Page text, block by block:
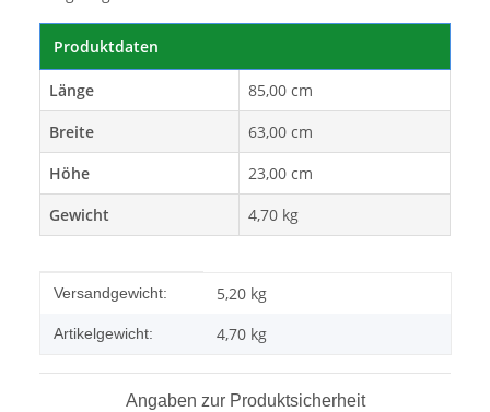
Produktdaten
Länge
85,00 cm
Breite
63,00 cm
Höhe
23,00 cm
Gewicht
4,70 kg
Produkteigenschaft
Wert
Versandgewicht: 5,20 kg
Artikelgewicht: 4,70 kg
Angaben zur Produktsicherheit